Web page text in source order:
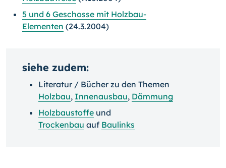
5 und 6 Geschosse mit Holzbau-
Elementen (24.3.2004)
siehe zudem:
Literatur / Bücher zu den Themen
Holzbau, Innenausbau, Dämmung
Holzbaustoffe und
Trockenbau auf Baulinks